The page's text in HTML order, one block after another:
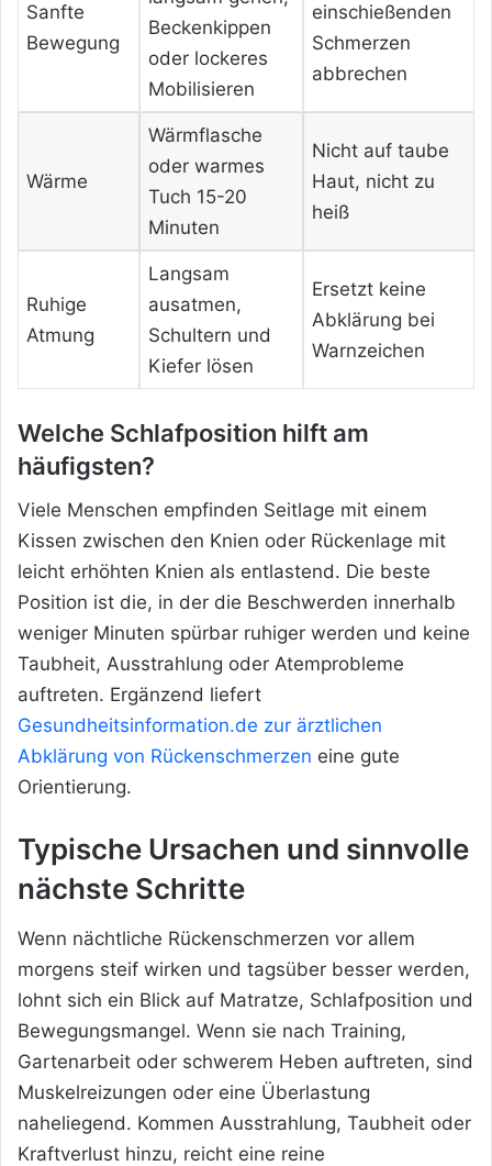
Sanfte
Bewegung
Beckenkippen
oder lockeres
Mobilisieren
einschießenden
Schmerzen
abbrechen
Wärme
Wärmflasche
oder warmes
Tuch 15-20
Minuten
Nicht auf taube
Haut, nicht zu
heiß
Ruhige
Atmung
Langsam
ausatmen,
Schultern und
Kiefer lösen
Ersetzt keine
Abklärung bei
Warnzeichen
Welche Schlafposition hilft am
häufigsten?
Viele Menschen empfinden Seitlage mit einem
Kissen zwischen den Knien oder Rückenlage mit
leicht erhöhten Knien als entlastend. Die beste
Position ist die, in der die Beschwerden innerhalb
weniger Minuten spürbar ruhiger werden und keine
Taubheit, Ausstrahlung oder Atemprobleme
auftreten. Ergänzend liefert
Gesundheitsinformation.de zur ärztlichen
Abklärung von Rückenschmerzen eine gute
Orientierung.
Typische Ursachen und sinnvolle
nächste Schritte
Wenn nächtliche Rückenschmerzen vor allem
morgens steif wirken und tagsüber besser werden,
lohnt sich ein Blick auf Matratze, Schlafposition und
Bewegungsmangel. Wenn sie nach Training,
Gartenarbeit oder schwerem Heben auftreten, sind
Muskelreizungen oder eine Überlastung
naheliegend. Kommen Ausstrahlung, Taubheit oder
Kraftverlust hinzu, reicht eine reine